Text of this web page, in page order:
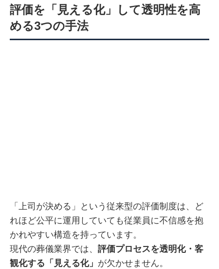
評価を「見える化」して透明性を高
める3つの手法
「上司が決める」という従来型の評価制度は、ど
れほど公平に運用していても従業員に不信感を抱
かれやすい構造を持っています。
現代の葬儀業界では、 評価プロセスを透明化・客
観化する「見える化」 が欠かせません。